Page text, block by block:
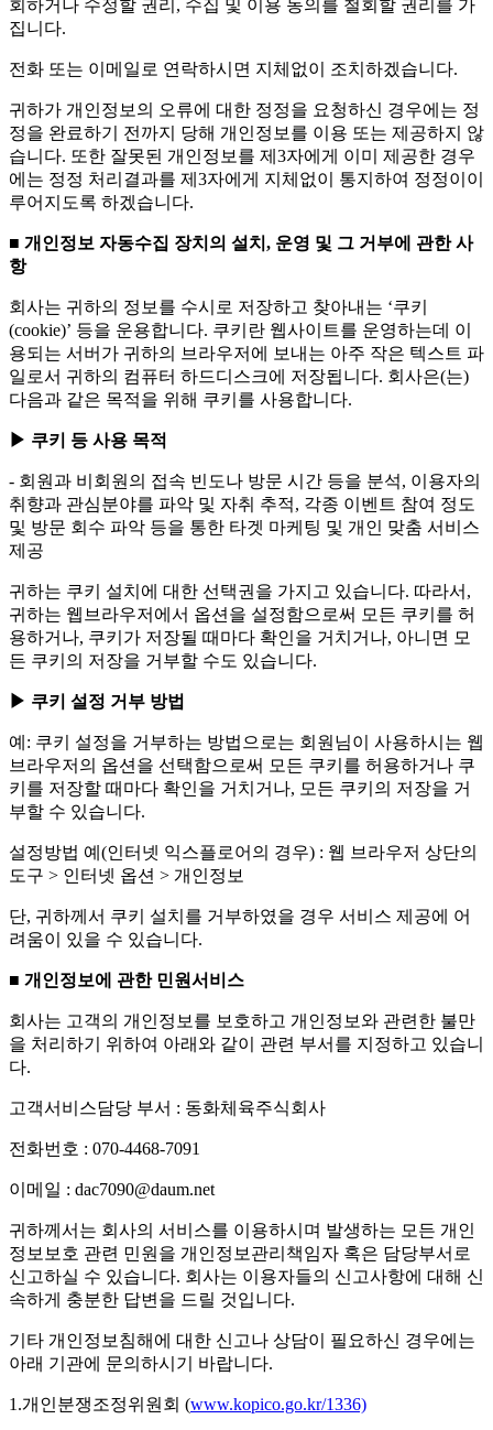
회하거나 수정할 권리, 수집 및 이용 동의를 철회할 권리를 가
집니다.
전화 또는 이메일로 연락하시면 지체없이 조치하겠습니다.
귀하가 개인정보의 오류에 대한 정정을 요청하신 경우에는 정
정을 완료하기 전까지 당해 개인정보를 이용 또는 제공하지 않
습니다. 또한 잘못된 개인정보를 제3자에게 이미 제공한 경우
에는 정정 처리결과를 제3자에게 지체없이 통지하여 정정이이
루어지도록 하겠습니다.
■ 개인정보 자동수집 장치의 설치, 운영 및 그 거부에 관한 사
항
회사는 귀하의 정보를 수시로 저장하고 찾아내는 ‘쿠키
(cookie)’ 등을 운용합니다. 쿠키란 웹사이트를 운영하는데 이
용되는 서버가 귀하의 브라우저에 보내는 아주 작은 텍스트 파
일로서 귀하의 컴퓨터 하드디스크에 저장됩니다. 회사은(는)
다음과 같은 목적을 위해 쿠키를 사용합니다.
▶ 쿠키 등 사용 목적
- 회원과 비회원의 접속 빈도나 방문 시간 등을 분석, 이용자의
취향과 관심분야를 파악 및 자취 추적, 각종 이벤트 참여 정도
및 방문 회수 파악 등을 통한 타겟 마케팅 및 개인 맞춤 서비스
제공
귀하는 쿠키 설치에 대한 선택권을 가지고 있습니다. 따라서,
귀하는 웹브라우저에서 옵션을 설정함으로써 모든 쿠키를 허
용하거나, 쿠키가 저장될 때마다 확인을 거치거나, 아니면 모
든 쿠키의 저장을 거부할 수도 있습니다.
▶ 쿠키 설정 거부 방법
예: 쿠키 설정을 거부하는 방법으로는 회원님이 사용하시는 웹
브라우저의 옵션을 선택함으로써 모든 쿠키를 허용하거나 쿠
키를 저장할 때마다 확인을 거치거나, 모든 쿠키의 저장을 거
부할 수 있습니다.
설정방법 예(인터넷 익스플로어의 경우) : 웹 브라우저 상단의
도구 > 인터넷 옵션 > 개인정보
단, 귀하께서 쿠키 설치를 거부하였을 경우 서비스 제공에 어
려움이 있을 수 있습니다.
■ 개인정보에 관한 민원서비스
회사는 고객의 개인정보를 보호하고 개인정보와 관련한 불만
을 처리하기 위하여 아래와 같이 관련 부서를 지정하고 있습니
다.
고객서비스담당 부서 : 동화체육주식회사
전화번호 : 070-4468-7091
이메일 : dac7090@daum.net
귀하께서는 회사의 서비스를 이용하시며 발생하는 모든 개인
정보보호 관련 민원을 개인정보관리책임자 혹은 담당부서로
신고하실 수 있습니다. 회사는 이용자들의 신고사항에 대해 신
속하게 충분한 답변을 드릴 것입니다.
기타 개인정보침해에 대한 신고나 상담이 필요하신 경우에는
아래 기관에 문의하시기 바랍니다.
1.개인분쟁조정위원회 (www.kopico.go.kr/1336)